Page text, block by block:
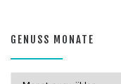
GENUSS MONATE